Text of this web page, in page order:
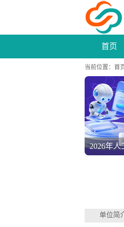
首页
当前位置： 首
第四届人
单位简